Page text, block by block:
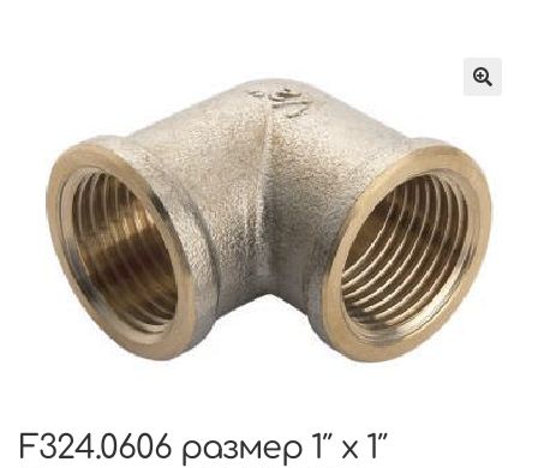
F324.0606 размер 1″ x 1″